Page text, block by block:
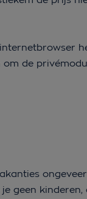
de
geen kinderen,